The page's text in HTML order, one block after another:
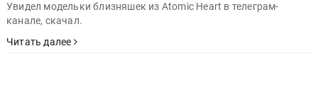
Увидел модельки близняшек из Atomic Heart в телеграм-
канале, скачал.
Читать далее